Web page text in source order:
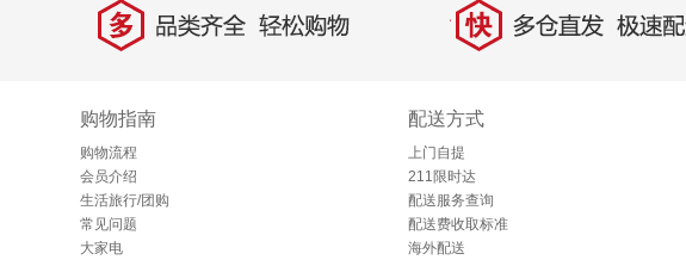
多 品类齐全，轻松购物 快 多仓直发，极速配送
购物指南
购物流程
会员介绍
生活旅行/团购
常见问题
大家电
配送方式
上门自提
211限时达
配送服务查询
配送费收取标准
海外配送